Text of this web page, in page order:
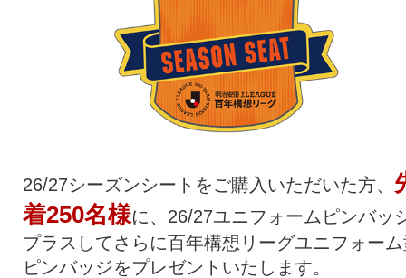
26/27シーズンシートをご購入いただいた方、
着250名様に、26/27ユニフォームピンバッ
プラスしてさらに百年構想リーグユニフォー
ピンバッジをプレゼントいたします。